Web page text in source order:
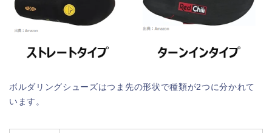
ボルダリングシューズはつま先の形状で種類が2つに分かれて
います。